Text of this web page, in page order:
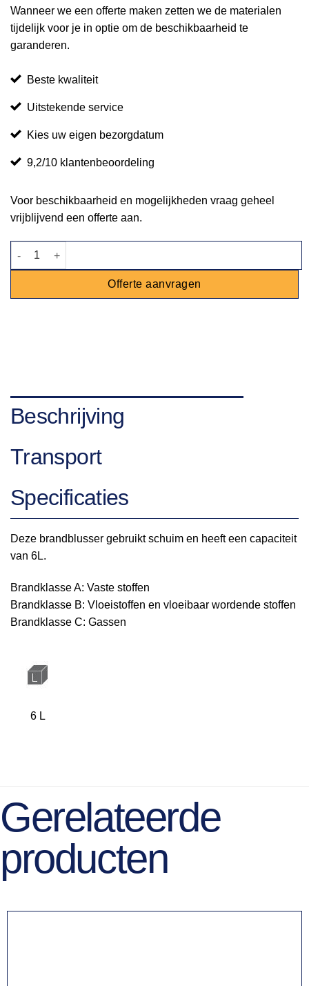
Wanneer we een offerte maken zetten we de materialen
tijdelijk voor je in optie om de beschikbaarheid te
garanderen.
Beste kwaliteit
Uitstekende service
Kies uw eigen bezorgdatum
9,2/10 klantenbeoordeling
Voor beschikbaarheid en mogelijkheden vraag geheel
vrijblijvend een offerte aan.
AB brandblusser schuim 6L aantal
Offerte aanvragen
Beschrijving
Transport
Specificaties
Deze brandblusser gebruikt schuim en heeft een capaciteit
van 6L.
Brandklasse A: Vaste stoffen
Brandklasse B: Vloeistoffen en vloeibaar wordende stoffen
Brandklasse C: Gassen
6 L
Gerelateerde
producten